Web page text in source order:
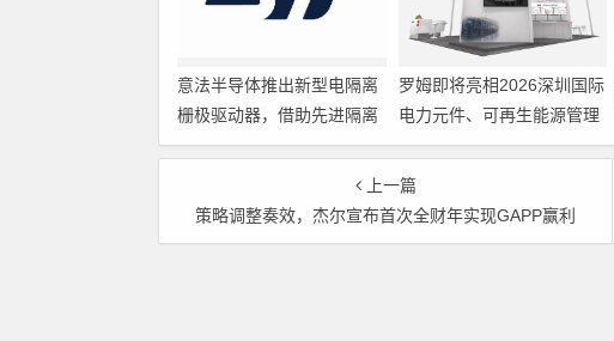
意法半导体推出新型电隔离
栅极驱动器，借助先进隔离
技术简化电源设计
罗姆即将亮相2026深圳国际
电力元件、可再生能源管理
展览会暨研讨会
上一篇
策略调整奏效，杰尔宣布首次全财年实现GAPP赢利